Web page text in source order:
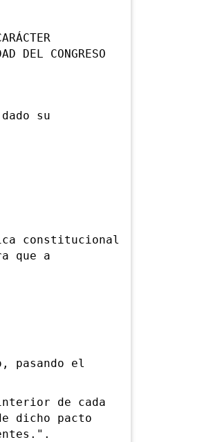
DEL CONGRESO
su
constitucional
que a
pasando el
de cada
dicho pacto